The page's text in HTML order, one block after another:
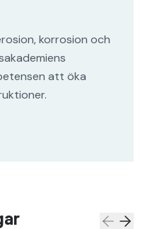
korrosion och
att öka